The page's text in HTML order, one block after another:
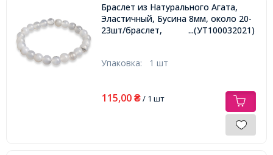
Браслет из Натурального Агата,
Эластичный, Бусина 8мм, около 20-
23шт/браслет,
...(УТ100032021)
Упаковка: 1 шт
115,00 ₴/ 1 шт